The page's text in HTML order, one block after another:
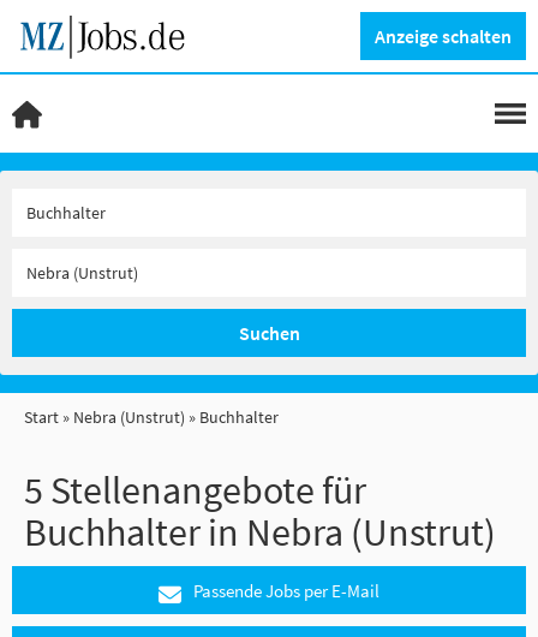
Anzeige schalten
Suchen
Start Nebra (Unstrut) Buchhalter
5 Stellenangebote für
Buchhalter in Nebra (Unstrut)
Passende Jobs per E-Mail